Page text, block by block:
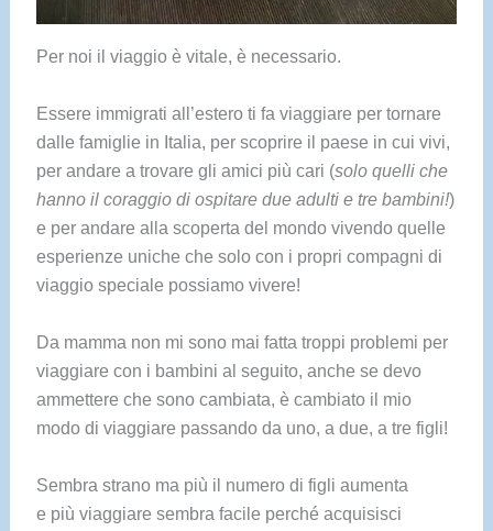
Per noi il viaggio è vitale, è necessario.
Essere immigrati all’estero ti fa viaggiare per tornare
dalle famiglie in Italia, per scoprire il paese in cui vivi,
per andare a trovare gli amici più cari (solo quelli che
hanno il coraggio di ospitare due adulti e tre bambini!)
e per andare alla scoperta del mondo vivendo quelle
esperienze uniche che solo con i propri compagni di
viaggio speciale possiamo vivere!
Da mamma non mi sono mai fatta troppi problemi per
viaggiare con i bambini al seguito, anche se devo
ammettere che sono cambiata, è cambiato il mio
modo di viaggiare passando da uno, a due, a tre figli!
Sembra strano ma più il numero di figli aumenta
e più viaggiare sembra facile perché acquisisci